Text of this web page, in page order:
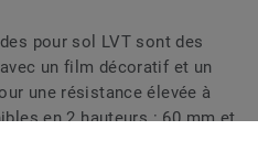
pour sol LVT sont des
un film décoratif et un
une résistance élevée à
en 2 hauteurs : 60 mm et